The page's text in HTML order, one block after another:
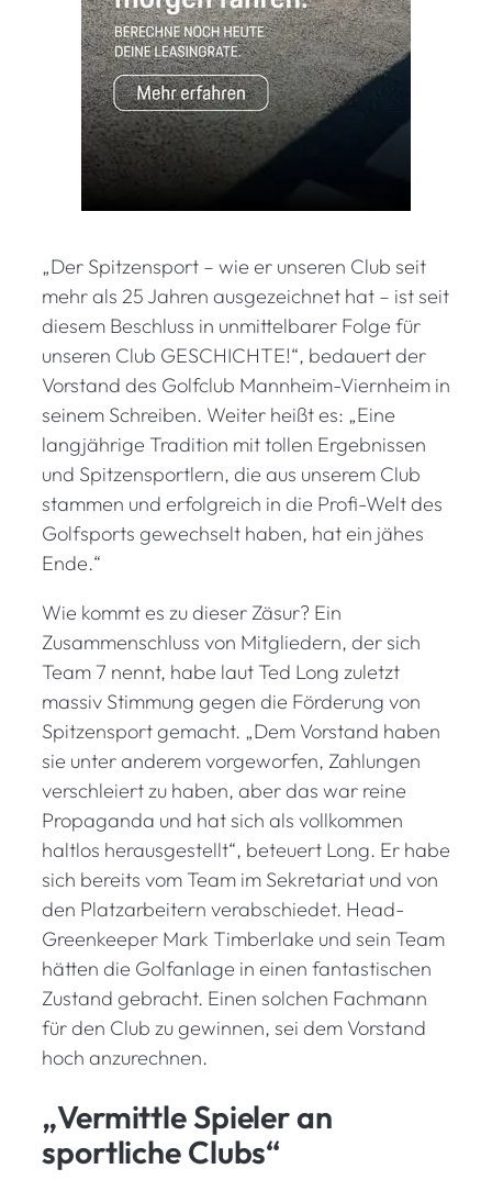
„Der Spitzensport – wie er unseren Club seit
mehr als 25 Jahren ausgezeichnet hat – ist seit
diesem Beschluss in unmittelbarer Folge für
unseren Club GESCHICHTE!“, bedauert der
Vorstand des Golfclub Mannheim-Viernheim in
seinem Schreiben. Weiter heißt es: „Eine
langjährige Tradition mit tollen Ergebnissen
und Spitzensportlern, die aus unserem Club
stammen und erfolgreich in die Profi-Welt des
Golfsports gewechselt haben, hat ein jähes
Ende.“
Wie kommt es zu dieser Zäsur? Ein
Zusammenschluss von Mitgliedern, der sich
Team 7 nennt, habe laut Ted Long zuletzt
massiv Stimmung gegen die Förderung von
Spitzensport gemacht. „Dem Vorstand haben
sie unter anderem vorgeworfen, Zahlungen
verschleiert zu haben, aber das war reine
Propaganda und hat sich als vollkommen
haltlos herausgestellt“, beteuert Long. Er habe
sich bereits vom Team im Sekretariat und von
den Platzarbeitern verabschiedet. Head-
Greenkeeper Mark Timberlake und sein Team
hätten die Golfanlage in einen fantastischen
Zustand gebracht. Einen solchen Fachmann
für den Club zu gewinnen, sei dem Vorstand
hoch anzurechnen.
„Vermittle Spieler an
sportliche Clubs“